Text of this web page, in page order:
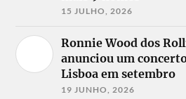
15 JULHO, 2026
Ronnie Wood dos
anunciou um
Lisboa em setembro
19 JUNHO, 2026